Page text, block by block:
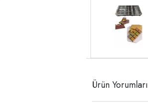
Ürün Yorumları